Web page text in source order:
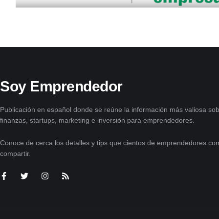
Soy Emprendedor
Publicación en español donde se reúne la información más valiosa
finanzas, startups, marketing e inversión para emprendedores.
Conoce de cerca los detalles y tips que cientos de emprendedores
compartir.